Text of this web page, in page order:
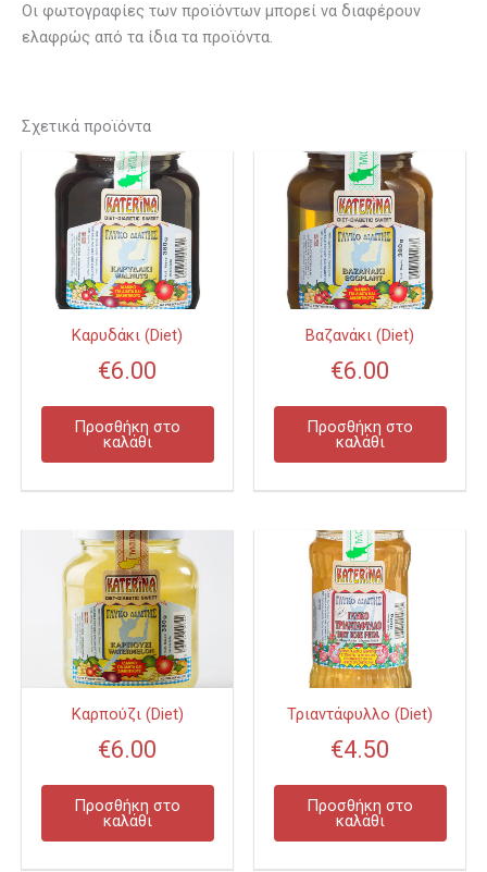
Οι φωτογραφίες των προϊόντων μπορεί να διαφέρουν
ελαφρώς από τα ίδια τα προϊόντα.
Σχετικά προϊόντα
Καρυδάκι (Diet)
€6.00
Προσθήκη στο
καλάθι
Βαζανάκι (Diet)
€6.00
Προσθήκη στο
καλάθι
Καρπούζι (Diet)
€6.00
Προσθήκη στο
καλάθι
Τριαντάφυλλο (Diet)
€4.50
Προσθήκη στο
καλάθι